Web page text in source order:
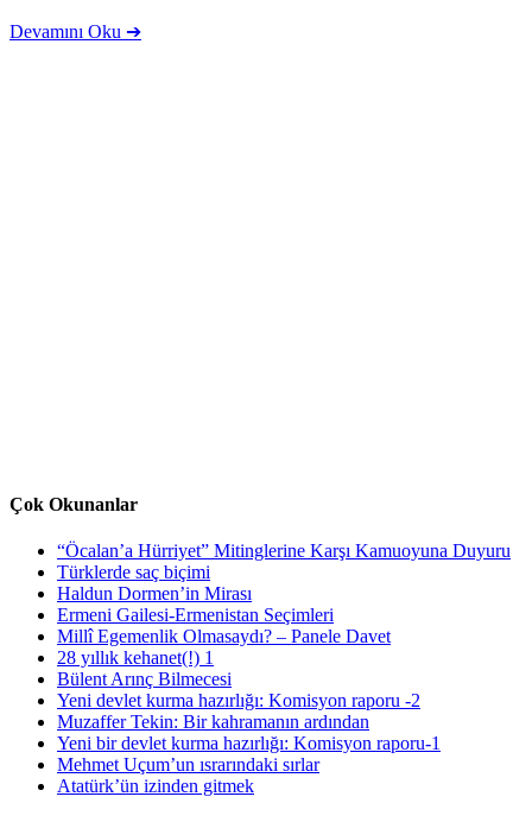
Devamını Oku ➔
Çok Okunanlar
“Öcalan’a Hürriyet” Mitinglerine Karşı Kamuoyuna Duyuru
Türklerde saç biçimi
Haldun Dormen’in Mirası
Ermeni Gailesi-Ermenistan Seçimleri
Millî Egemenlik Olmasaydı? – Panele Davet
28 yıllık kehanet(!) 1
Bülent Arınç Bilmecesi
Yeni devlet kurma hazırlığı: Komisyon raporu -2
Muzaffer Tekin: Bir kahramanın ardından
Yeni bir devlet kurma hazırlığı: Komisyon raporu-1
Mehmet Uçum’un ısrarındaki sırlar
Atatürk’ün izinden gitmek